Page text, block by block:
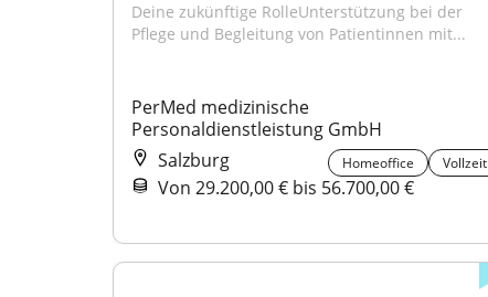
Deine zukünftige RolleUnterstützung bei der
Pflege und Begleitung von Patientinnen mit...
PerMed medizinische
Personaldienstleistung GmbH
Salzburg
Homeoffice Vollzeit
Von 29.200,00 € bis 56.700,00 €